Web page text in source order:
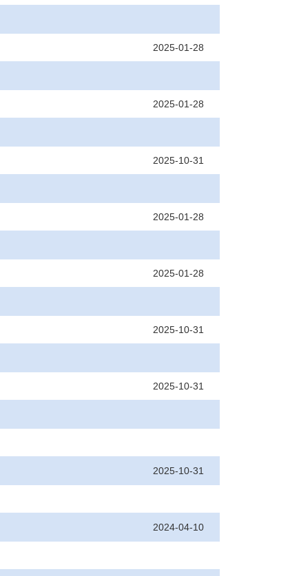
2025-01-28
2025-01-28
2025-10-31
2025-01-28
2025-01-28
2025-10-31
2025-10-31
2025-10-31
2024-04-10